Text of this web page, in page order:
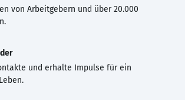
von Arbeitgebern und über 20.000
und erhalte Impulse für ein